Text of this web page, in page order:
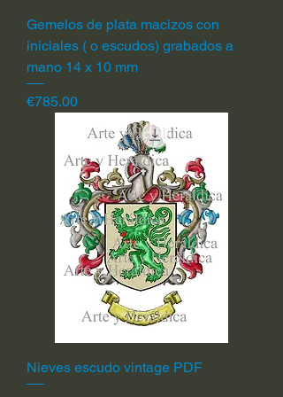
Gemelos de plata macizos con
iniciales ( o escudos) grabados a
mano 14 x 10 mm
Price
€785.00
Nieves escudo vintage PDF